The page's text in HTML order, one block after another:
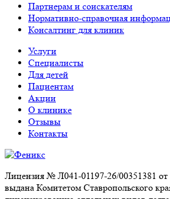
Партнерам и соискателям
Нормативно-справочная
Консалтинг для клиник
Услуги
Специалисты
Для детей
Пациентам
Акции
О клинике
Отзывы
Контакты
Лицензия № Л041-01197-26/00351381 от
выдана Комитетом Ставропольского